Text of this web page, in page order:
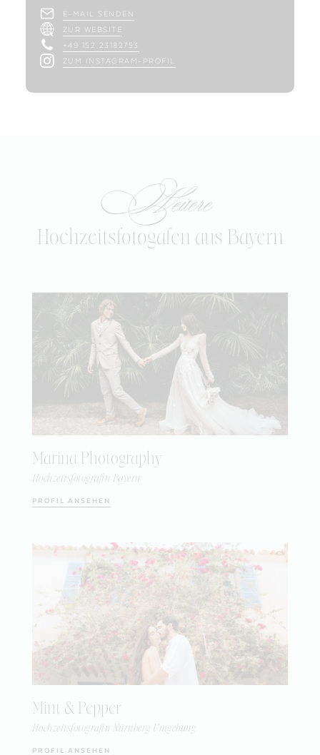
E-MAIL SENDEN
ZUR WEBSITE
+49 152 23182753
ZUM INSTAGRAM-PROFIL
Weitere
Hochzeitsfotogafen aus Bayern
Marina Photography
Hochzeitsfotografin Bayern
PROFIL ANSEHEN
Mint & Pepper
Hochzeitsfotografin Nürnberg Umgebung
PROFIL ANSEHEN